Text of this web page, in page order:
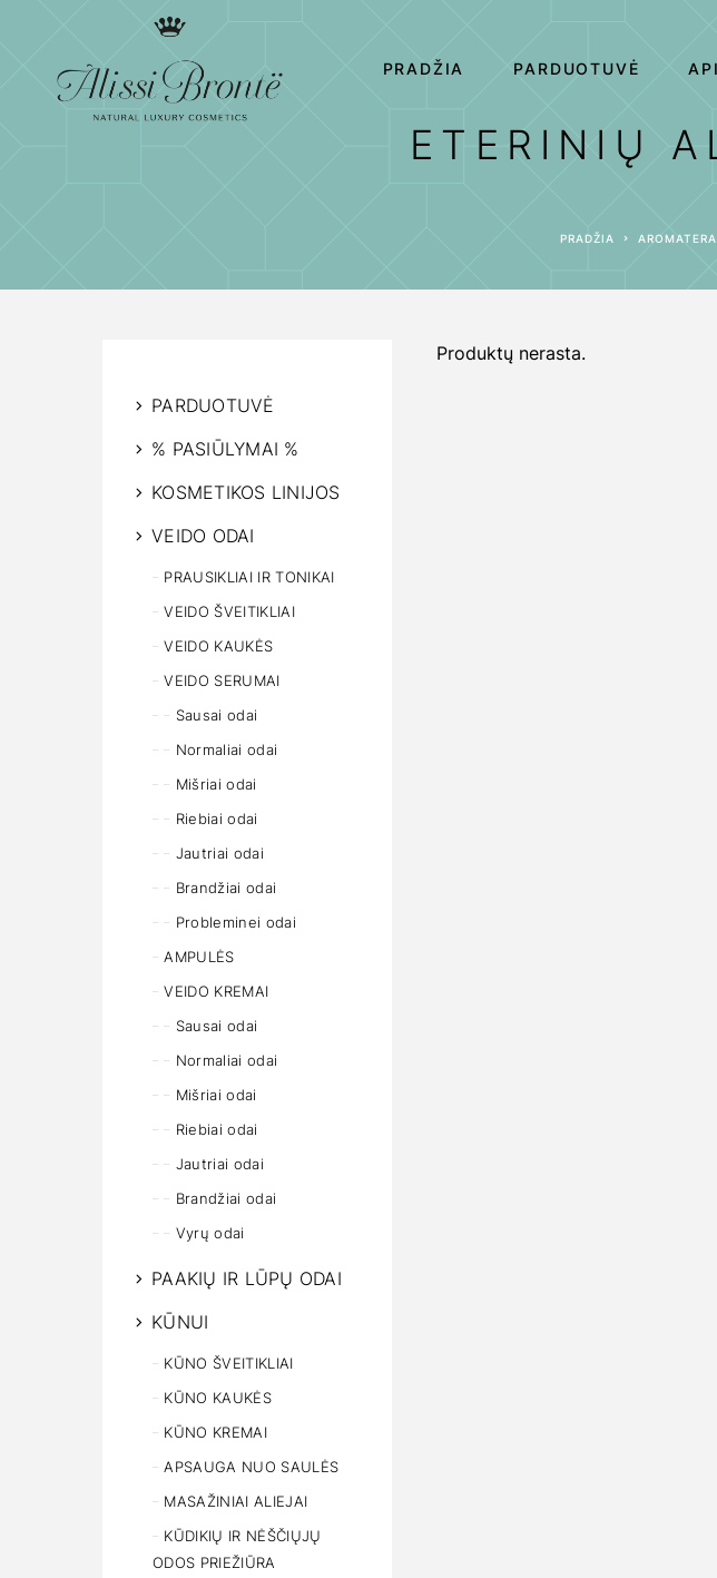
PRADŽIA PARDUOTUVĖ
ETERINIŲ
PRADŽIA
PARDUOTUVĖ
% PASIŪLYMAI %
KOSMETIKOS LINIJOS
VEIDO ODAI
PRAUSIKLIAI IR TONIKAI
VEIDO ŠVEITIKLIAI
VEIDO KAUKĖS
VEIDO SERUMAI
Sausai odai
Normaliai odai
Mišriai odai
Riebiai odai
Jautriai odai
Brandžiai odai
Probleminei odai
AMPULĖS
VEIDO KREMAI
Sausai odai
Normaliai odai
Mišriai odai
Riebiai odai
Jautriai odai
Brandžiai odai
Vyrų odai
PAAKIŲ IR LŪPŲ ODAI
KŪNUI
KŪNO ŠVEITIKLIAI
KŪNO KAUKĖS
KŪNO KREMAI
APSAUGA NUO SAULĖS
MASAŽINIAI ALIEJAI
KŪDIKIŲ IR NĖŠČIŲJŲ
ODOS PRIEŽIŪRA
Produktų nerasta.